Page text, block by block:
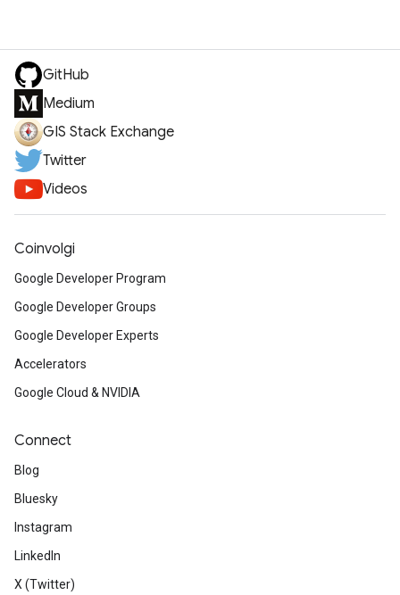
GitHub
Medium
GIS Stack Exchange
Twitter
Videos
Coinvolgi
Google Developer Program
Google Developer Groups
Google Developer Experts
Accelerators
Google Cloud & NVIDIA
Connect
Blog
Bluesky
Instagram
LinkedIn
X (Twitter)